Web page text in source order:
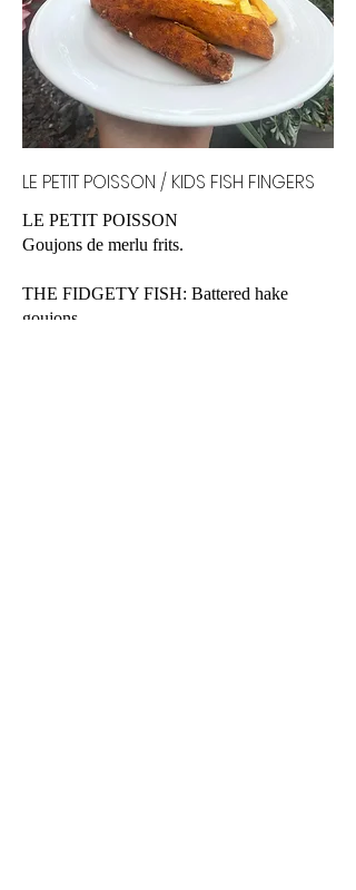
LE PETIT POISSON / KIDS FISH FINGERS
LE PETIT POISSON
Goujons de merlu frits.
THE FIDGETY FISH: Battered hake
goujons.